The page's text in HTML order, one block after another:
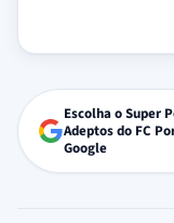
Escolha o Super
Adeptos do FC
Google